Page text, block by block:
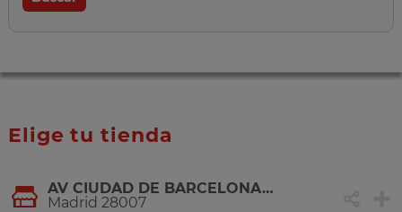
Elige tu tienda
AV CIUDAD DE BARCELONA, 222
Madrid 28007